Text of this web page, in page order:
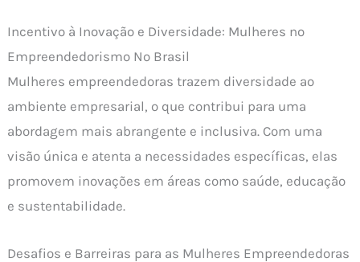
Incentivo à Inovação e Diversidade: Mulheres no
Empreendedorismo No Brasil
Mulheres empreendedoras trazem diversidade ao
ambiente empresarial, o que contribui para uma
abordagem mais abrangente e inclusiva. Com uma
visão única e atenta a necessidades específicas, elas
promovem inovações em áreas como saúde, educação
e sustentabilidade.
Desafios e Barreiras para as Mulheres Empreendedoras